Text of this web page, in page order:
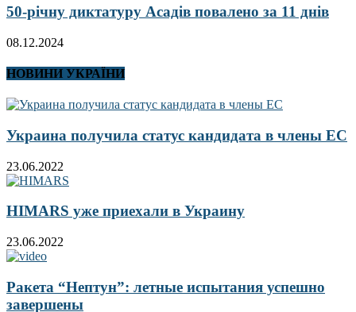
50-річну диктатуру Асадів повалено за 11 днів
08.12.2024
НОВИНИ УКРАЇНИ
Украина получила статус кандидата в члены ЕС
23.06.2022
HIMARS уже приехали в Украину
23.06.2022
Ракета “Нептун”: летные испытания успешно
завершены